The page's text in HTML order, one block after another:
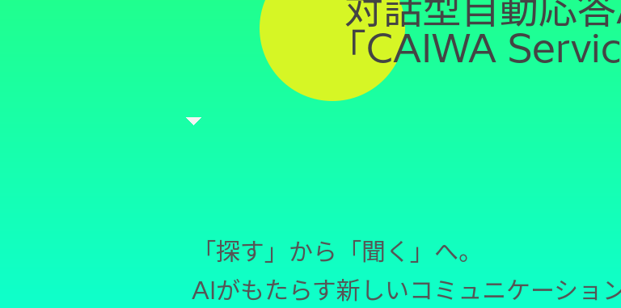
「CAIWA
「探す」から「聞く」へ。
AIがもたらす新しいコミュニケーショ